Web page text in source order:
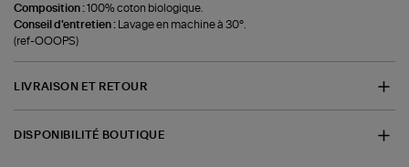
Composition :100% coton biologique.
Conseil d'entretien :
Lavage en machine à 30°.
(ref-OOOPS)
LIVRAISON ET RETOUR
DISPONIBILITÉ BOUTIQUE